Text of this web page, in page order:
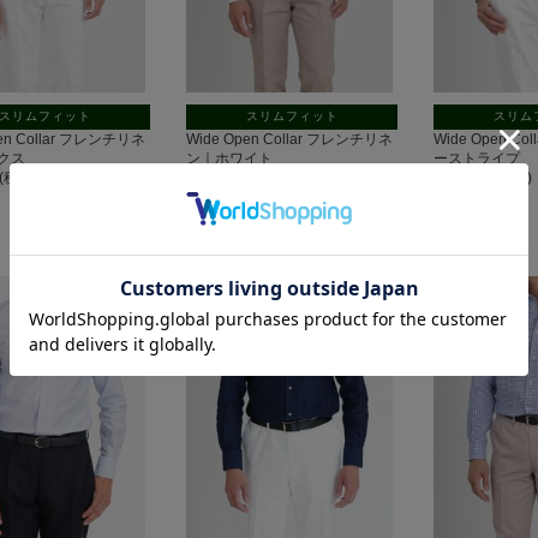
リムフィット
Collar フレンチリネ
ス
込)
スリムフィット
Wide Open Collar フレンチリネ
ン｜ホワイト
スリム
Wide Open
ーストライプ
10,450円(税込)